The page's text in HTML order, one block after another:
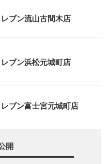
ブン流山古間木店
ブン浜松元城町店
ブン富士宮元城町店
開